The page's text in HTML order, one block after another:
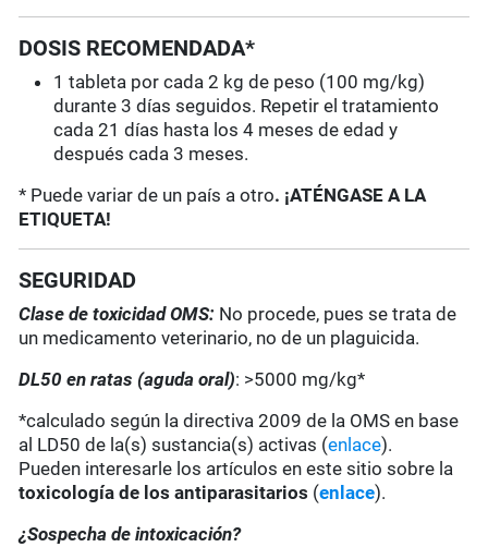
DOSIS RECOMENDADA*
1 tableta por cada 2 kg de peso (100 mg/kg)
durante 3 días seguidos. Repetir el tratamiento
cada 21 días hasta los 4 meses de edad y
después cada 3 meses.
* Puede variar de un país a otro. ¡ATÉNGASE A LA
ETIQUETA!
SEGURIDAD
Clase de toxicidad OMS: No procede, pues se trata de
un medicamento veterinario, no de un plaguicida.
DL50 en ratas (aguda oral): >5000 mg/kg*
*calculado según la directiva 2009 de la OMS en base
al LD50 de la(s) sustancia(s) activas (enlace).
Pueden interesarle los artículos en este sitio sobre la
toxicología de los antiparasitarios (enlace).
¿Sospecha de intoxicación?